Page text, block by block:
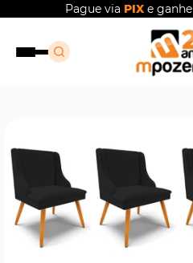
Pague via PIXe ganhe